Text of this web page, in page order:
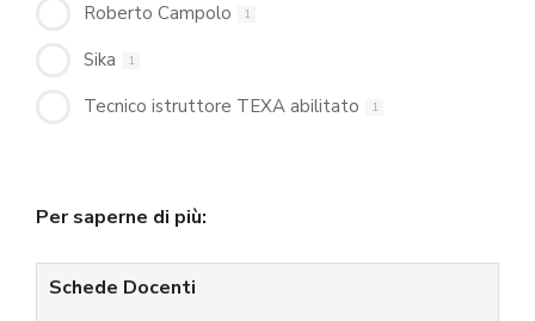
Roberto Campolo 1
Sika 1
Tecnico istruttore TEXA abilitato 1
Per saperne di più:
Schede Docenti